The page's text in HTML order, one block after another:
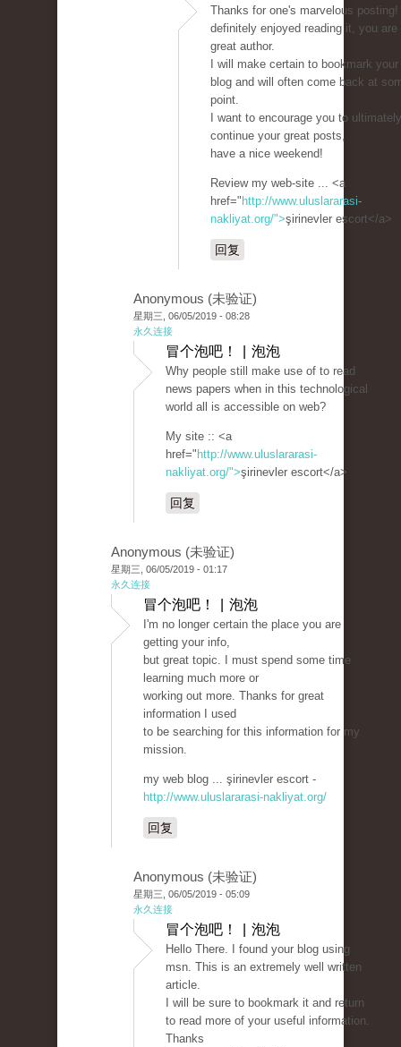
Thanks for one's marvelous posting!
definitely enjoyed reading it, you are
great author.
I will make certain to bookmark your
blog and will often come back at
point.
I want to encourage you to ultimately
continue your great posts,
have a nice weekend!
Review my web-site ... <a
href=" http://www.uluslararasi-
nakliyat.org/">şirinevler escort</a>
回复
Anonymous (未验证)
星期三, 06/05/2019 - 08:28
永久连接
冒个泡吧！ | 泡泡
Why people still make use of to read
news papers when in this technological
world all is accessible on web?
My site :: <a
href=" http://www.uluslararasi-
nakliyat.org/">şirinevler escort</a>
回复
Anonymous (未验证)
星期三, 06/05/2019 - 01:17
永久连接
冒个泡吧！ | 泡泡
I'm no longer certain the place you are
getting your info,
but great topic. I must spend some time
learning much more or
working out more. Thanks for great
information I used
to be searching for this information for my
mission.
my web blog ... şirinevler escort -
http://www.uluslararasi-nakliyat.org/
回复
Anonymous (未验证)
星期三, 06/05/2019 - 05:09
永久连接
冒个泡吧！ | 泡泡
Hello There. I found your blog using
msn. This is an extremely well written
article.
I will be sure to bookmark it and return
to read more of your useful information.
Thanks